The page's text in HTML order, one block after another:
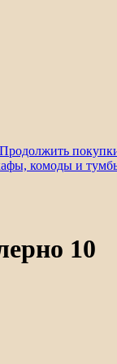
Продолжить
комоды и
10